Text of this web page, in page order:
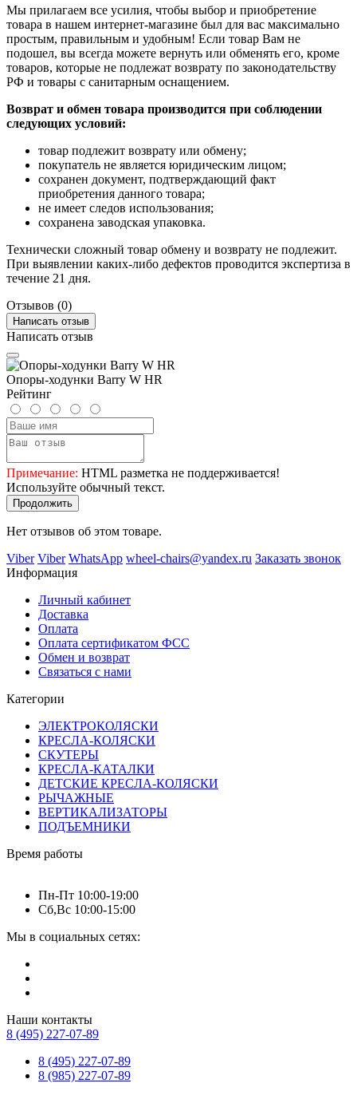
Мы прилагаем все усилия, чтобы выбор и приобретение
товара в нашем интернет-магазине был для вас максимально
простым, правильным и удобным! Если товар Вам не
подошел, вы всегда можете вернуть или обменять его, кроме
товаров, которые не подлежат возврату по законодательству
РФ и товары с санитарным оснащением.
Возврат и обмен товара производится при соблюдении
следующих условий:
товар подлежит возврату или обмену;
покупатель не является юридическим лицом;
сохранен документ, подтверждающий факт
приобретения данного товара;
не имеет следов использования;
сохранена заводская упаковка.
Технически сложный товар обмену и возврату не подлежит.
При выявлении каких-либо дефектов проводится экспертиза в
течение 21 дня.
Отзывов (0)
Написать отзыв
Написать отзыв
Опоры-ходунки Barry W HR
Рейтинг
Примечание: HTML разметка не поддерживается!
Используйте обычный текст.
Продолжить
Нет отзывов об этом товаре.
Viber Viber WhatsApp wheel-chairs@yandex.ru Заказать звонок
Информация
Личный кабинет
Доставка
Оплата
Оплата сертификатом ФСС
Обмен и возврат
Связаться с нами
Категории
ЭЛЕКТРОКОЛЯСКИ
КРЕСЛА-КОЛЯСКИ
СКУТЕРЫ
КРЕСЛА-КАТАЛКИ
ДЕТСКИЕ КРЕСЛА-КОЛЯСКИ
РЫЧАЖНЫЕ
ВЕРТИКАЛИЗАТОРЫ
ПОДЪЕМНИКИ
Время работы
Пн-Пт 10:00-19:00
Сб,Вс 10:00-15:00
Мы в социальных сетях:
Наши контакты
8 (495) 227-07-89
8 (495) 227-07-89
8 (985) 227-07-89